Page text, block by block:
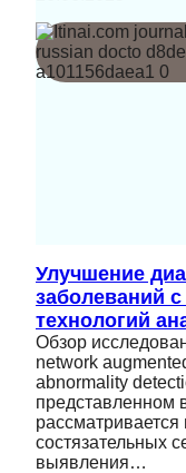
Улучшение
заболеваний
технологий
Обзор
network
abnormality
представленном
состязательных
выявления…